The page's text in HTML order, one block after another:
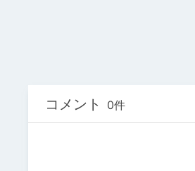
コメント 0件